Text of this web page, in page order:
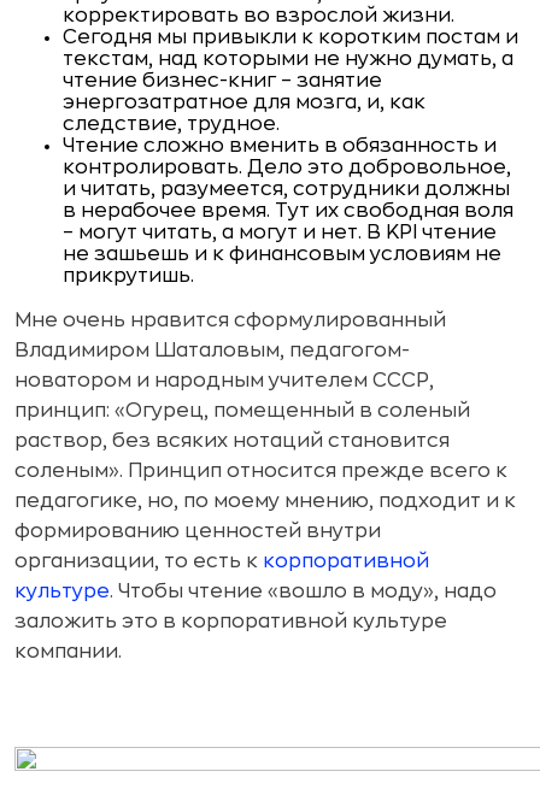
корректировать во взрослой жизни.
Сегодня мы привыкли к коротким постам и
текстам, над которыми не нужно думать, а
чтение бизнес-книг – занятие
энергозатратное для мозга, и, как
следствие, трудное.
Чтение сложно вменить в обязанность и
контролировать. Дело это добровольное,
и читать, разумеется, сотрудники должны
в нерабочее время. Тут их свободная воля
– могут читать, а могут и нет. В KPI чтение
не зашьешь и к финансовым условиям не
прикрутишь.
Мне очень нравится сформулированный
Владимиром Шаталовым, педагогом-
новатором и народным учителем СССР,
принцип: «Огурец, помещенный в соленый
раствор, без всяких нотаций становится
соленым». Принцип относится прежде всего к
педагогике, но, по моему мнению, подходит и к
формированию ценностей внутри
организации, то есть к корпоративной
культуре. Чтобы чтение «вошло в моду», надо
заложить это в корпоративной культуре
компании.